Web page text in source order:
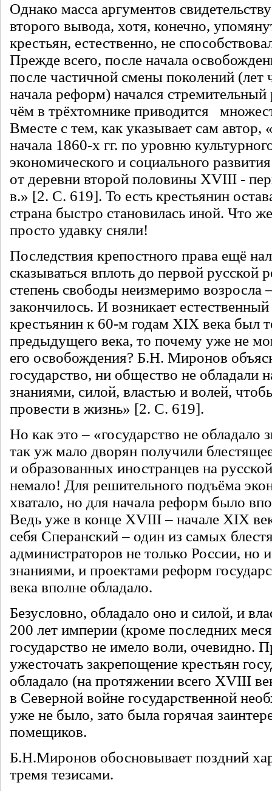
Однако масса аргументов
второго вывода, хотя, конечно,
крестьян, естественно, не
Прежде всего, после начала
после частичной смены поколений (лет
начала реформ) начался
чём в трёхтомнике приводится
Вместе с тем, как указывает сам автор,
начала 1860-х гг. по уровню
экономического и социального
от деревни второй половины XVIII -
в.» [2. С. 619]. То есть крестьянин
страна быстро становилась иной. Что
просто удавку сняли!
Последствия крепостного права ещё
сказываться вплоть до первой русской
степень свободы неизмеримо возросла
закончилось. И возникает
крестьянин к 60-м годам XIX века был
предыдущего века, то почему уже не
его освобождения? Б.Н. Миронов
государство, ни общество не обладали
знаниями, силой, властью и волей,
провести в жизнь» [2. С. 619].
Но как это – «государство не обладало
так уж мало дворян получили
и образованных иностранцев на
немало! Для решительного подъёма
хватало, но для начала реформ было
Ведь уже в конце XVIII – начале XIX
себя Сперанский – один из самых
администраторов не только России, но
знаниями, и проектами реформ
века вполне обладало.
Безусловно, обладало оно и силой, и
200 лет империи (кроме последних
государство не имело воли, очевидно.
ужесточать закрепощение крестьян
обладало (на протяжении всего XVIII
в Северной войне государственной
уже не было, зато была горячая
помещиков.
Б.Н.Миронов обосновывает поздний
тремя тезисами.